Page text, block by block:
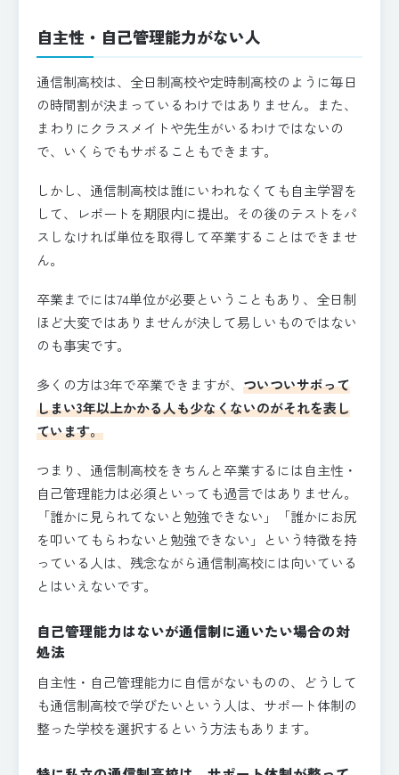
自主性・自己管理能力がない人
通信制高校は、全日制高校や定時制高校のように毎日
の時間割が決まっているわけではありません。また、
まわりにクラスメイトや先生がいるわけではないの
で、いくらでもサボることもできます。
しかし、通信制高校は誰にいわれなくても自主学習を
して、レポートを期限内に提出。その後のテストをパ
スしなければ単位を取得して卒業することはできませ
ん。
卒業までには74単位が必要ということもあり、全日制
ほど大変ではありませんが決して易しいものではない
のも事実です。
多くの方は3年で卒業できますが、 ついついサボって
しまい3年以上かかる人も少なくないのがそれを表し
ています。
つまり、通信制高校をきちんと卒業するには自主性・
自己管理能力は必須といっても過言ではありません。
「誰かに見られてないと勉強できない」「誰かにお尻
を叩いてもらわないと勉強できない」という特徴を持
っている人は、残念ながら通信制高校には向いている
とはいえないです。
自己管理能力はないが通信制に通いたい場合の対
処法
自主性・自己管理能力に自信がないものの、どうして
も通信制高校で学びたいという人は、サポート体制の
整った学校を選択するという方法もあります。